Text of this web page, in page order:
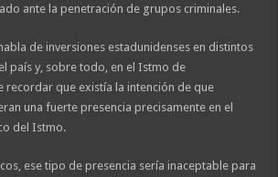
ante la penetración de grupos criminales.
de inversiones estadunidenses en distintos
país y, sobre todo, en el Istmo de
recordar que existía la intención de que
una fuerte presencia precisamente en el
del Istmo.
ese tipo de presencia sería inaceptable para